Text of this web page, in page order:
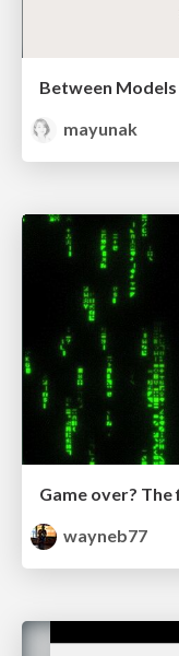
Between
mayunak
wayneb77